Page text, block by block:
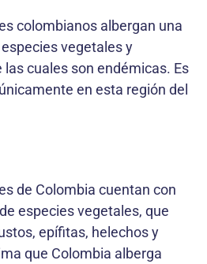
colombianos albergan una
vegetales y
cuales son endémicas. Es
en esta región del
de Colombia cuentan con
especies vegetales, que
epífitas, helechos y
que Colombia alberga